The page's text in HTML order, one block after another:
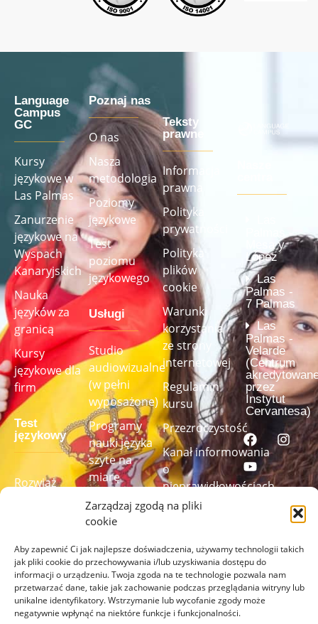
Zarządzaj zgodą na pliki
cookie
Aby zapewnić Ci jak najlepsze doświadczenia, używamy technologii takich
jak pliki cookie do przechowywania i/lub uzyskiwania dostępu do
informacji o urządzeniu. Twoja zgoda na te technologie pozwala nam
przetwarzać dane, takie jak zachowanie podczas przeglądania witryny lub
unikalne identyfikatory. Wstrzymanie lub wycofanie zgody może
negatywnie wpłynąć na niektóre funkcje i funkcjonalności.
Language
Campus
GC
Kursy
językowe w
Las Palmas
Zanurzenie
językowe na
Wyspach
Kanaryjskich
Nauka
języków za
granicą
Kursy
językowe dla
firm
Test
językowy
Rozwiąż
sprawdzić
swój poziom
ZRÓB
TEST
Poznaj nas
O nas
Nasza
metodologia
Poziomy
językowe
Test
poziomu
językowego
Usługi
Studio
audiowizualne
(w pełni
wyposażone)
Programy
nauki języka
szyte na
miarę
Teksty
prawne
Informacja
prawna
Polityka
prywatności
Polityka
plików
cookie
Warunki
korzystania
ze strony
internetowej
Regulamin
kursu
Przezroczystość
Kanał informowania
o
nieprawidłowościach
Palmas -
Mesa y
López
Las
Palmas -
7 Palmas
Las
Palmas -
Velarde
(Centrum
przez
Instytut
Cervantesa)